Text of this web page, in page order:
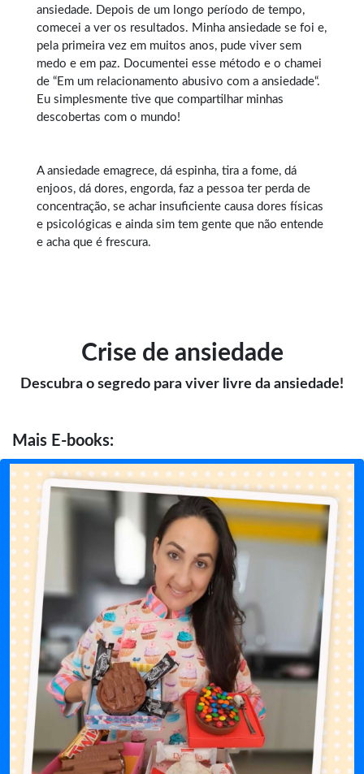
ansiedade. Depois de um longo período de tempo,
comecei a ver os resultados. Minha ansiedade se foi e,
pela primeira vez em muitos anos, pude viver sem
medo e em paz. Documentei esse método e o chamei
de “Em um relacionamento abusivo com a ansiedade“.
Eu simplesmente tive que compartilhar minhas
descobertas com o mundo!
A ansiedade emagrece, dá espinha, tira a fome, dá
enjoos, dá dores, engorda, faz a pessoa ter perda de
concentração, se achar insuficiente causa dores físicas
e psicológicas e ainda sim tem gente que não entende
e acha que é frescura.
Crise de ansiedade
Descubra o segredo para viver livre da ansiedade!
Mais E-books: